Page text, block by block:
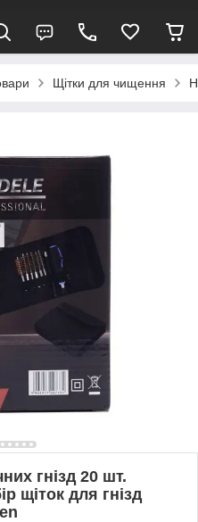
Щітки для чищення
гнізд 20 шт.
щіток для гнізд